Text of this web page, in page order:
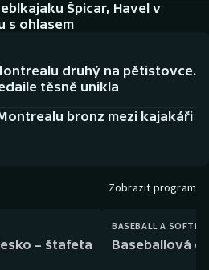
Špicar, Havel v
s ohlasem
druhý na pětistovce.
těsně unikla
bronz mezi kajakáři
Zobrazit program
– štafeta
BASEBALL A
Baseballová